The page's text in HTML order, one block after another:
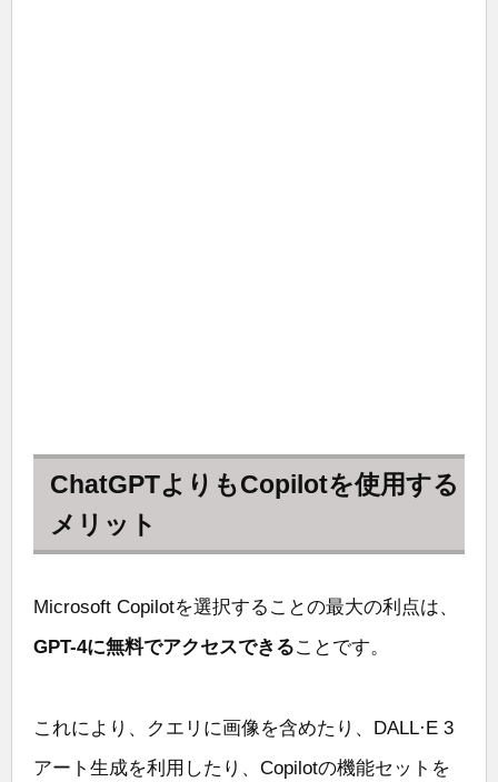
ChatGPTよりもCopilotを使用する
メリット
Microsoft Copilotを選択することの最大の利点は、
GPT-4に無料でアクセスできることです。
これにより、クエリに画像を含めたり、DALL·E 3
アート生成を利用したり、Copilotの機能セットを